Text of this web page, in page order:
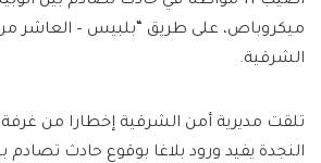
ميكروباص، على طريق “بلبيس – العاشر
الشرقية.
تلقت مديرية أمن الشرقية إخطارا من
النجدة يفيد ورود بلاغا بوقوع حادث